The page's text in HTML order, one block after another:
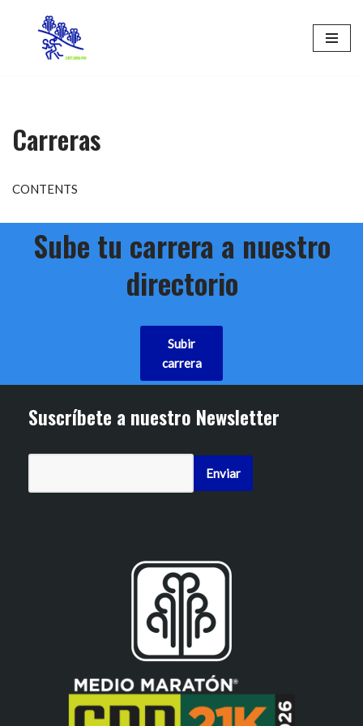
Saltar
Carreras
CONTENTS
Sube tu carrera a nuestro
directorio
Subir
carrera
Suscríbete a nuestro Newsletter